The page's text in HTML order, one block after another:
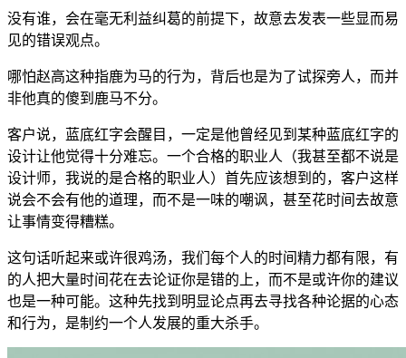
没有谁，会在毫无利益纠葛的前提下，故意去发表一些显而易
见的错误观点。
哪怕赵高这种指鹿为马的行为，背后也是为了试探旁人，而并
非他真的傻到鹿马不分。
客户说，蓝底红字会醒目，一定是他曾经见到某种蓝底红字的
设计让他觉得十分难忘。一个合格的职业人（我甚至都不说是
设计师，我说的是合格的职业人）首先应该想到的，客户这样
说会不会有他的道理，而不是一味的嘲讽，甚至花时间去故意
让事情变得糟糕。
这句话听起来或许很鸡汤，我们每个人的时间精力都有限，有
的人把大量时间花在去论证你是错的上，而不是或许你的建议
也是一种可能。这种先找到明显论点再去寻找各种论据的心态
和行为，是制约一个人发展的重大杀手。